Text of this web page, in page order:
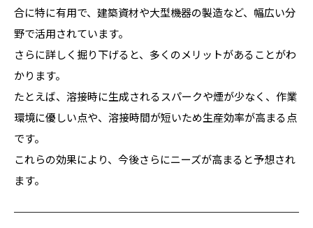
合に特に有用で、建築資材や大型機器の製造など、幅広い分
野で活用されています。
さらに詳しく掘り下げると、多くのメリットがあることがわ
かります。
たとえば、溶接時に生成されるスパークや煙が少なく、作業
環境に優しい点や、溶接時間が短いため生産効率が高まる点
です。
これらの効果により、今後さらにニーズが高まると予想され
ます。